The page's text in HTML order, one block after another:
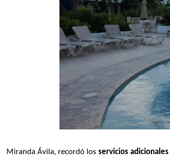
Miranda Ávila, recordó los servicios adicionales